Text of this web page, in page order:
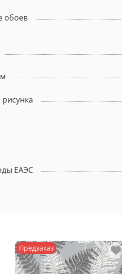
обоев
ЕАЭС
Предзаказ